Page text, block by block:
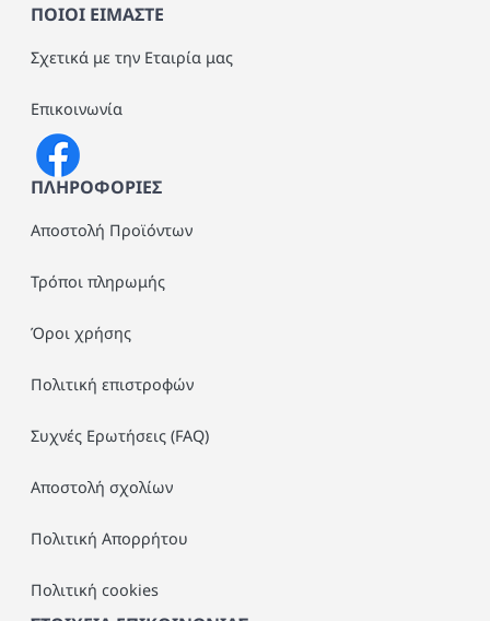
ΠΟΙΟΙ ΕΙΜΑΣΤΕ
Σχετικά με την Εταιρία μας
Επικοινωνία
ΠΛΗΡΟΦΟΡΙΕΣ
Αποστολή Προϊόντων
Τρόποι πληρωμής
Όροι χρήσης
Πολιτική επιστροφών
Συχνές Ερωτήσεις (FAQ)
Αποστολή σχολίων
Πολιτική Απορρήτου
Πολιτική cookies